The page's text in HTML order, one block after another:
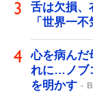
舌は欠損
「世界一
心を病んだ
れに…ノブ
を明かす